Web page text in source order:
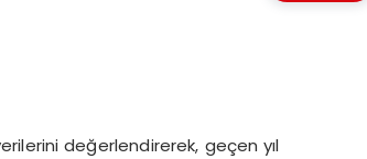
değerlendirerek, geçen yıl